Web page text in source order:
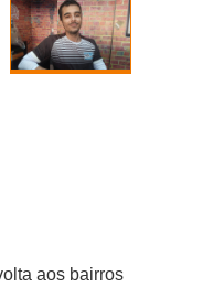
aos bairros